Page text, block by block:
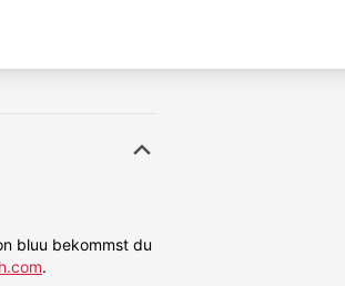
bluu bekommst du
.